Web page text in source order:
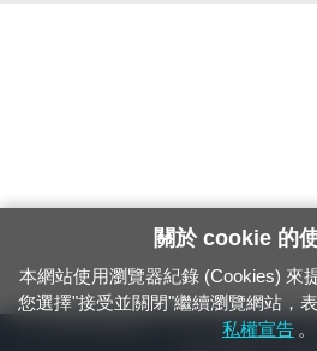
24小時緊急通報電話：1933（市話、手機，
關於 cookie 的
本網站使用瀏覽器紀錄 (Cookies) 來
您選擇"接受並關閉"繼續瀏覽網站，
私權宣告 。